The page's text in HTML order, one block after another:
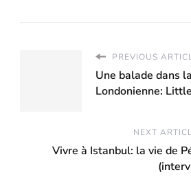
PREVIOUS
Une balade dans
Londonienne:
NEXT
Vivre à Istanbul: la vie de